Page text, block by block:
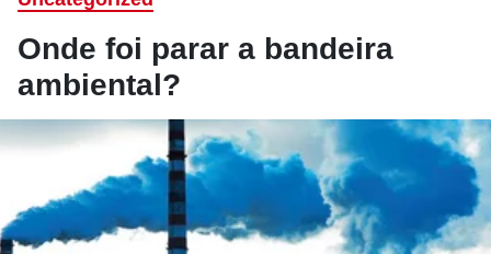
Onde foi parar a bandeira
ambiental?